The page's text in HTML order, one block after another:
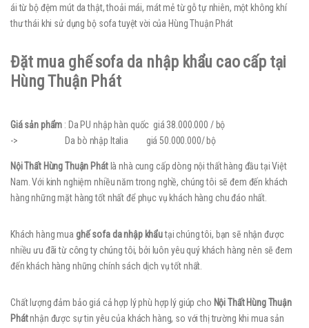
ái từ bộ đệm mút da thật, thoải mái, mát mẻ từ gỗ tự nhiên, một không khí
thư thái khi sử dụng bộ sofa tuyệt vời của Hùng Thuận Phát
Đặt mua ghế sofa da nhập khẩu cao cấp tại
Hùng Thuận Phát
Giá sản phẩm : Da PU nhập hàn quốc giá 38.000.000 / bộ
-> Da bò nhập Italia giá 50.000.000/ bộ
Nội Thất Hùng Thuận Phát là nhà cung cấp dòng nội thất hàng đầu tại Việt
Nam. Với kinh nghiệm nhiều năm trong nghề, chúng tôi sẽ đem đến khách
hàng những mặt hàng tốt nhất để phục vụ khách hàng chu đáo nhất.
Khách hàng mua ghế sofa da nhập khẩutại chúng tôi, bạn sẽ nhận được
nhiều ưu đãi từ công ty chúng tôi, bởi luôn yêu quý khách hàng nên sẽ đem
đến khách hàng những chính sách dịch vụ tốt nhất.
Chất lượng đảm bảo giá cả hợp lý phù hợp lý giúp cho Nội Thất Hùng Thuận
Phátnhận được sự tin yêu của khách hàng, so với thị trường khi mua sản